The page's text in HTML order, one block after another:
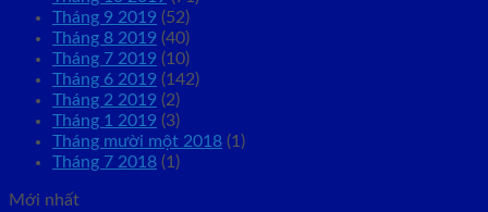
Tháng 9 2019 (52)
Tháng 8 2019 (40)
Tháng 7 2019 (10)
Tháng 6 2019 (142)
Tháng 2 2019 (2)
Tháng 1 2019 (3)
Tháng mười một 2018 (1)
Tháng 7 2018 (1)
Mới nhất